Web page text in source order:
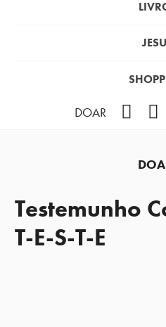
DOAR
Testemunho
T-E-S-T-E